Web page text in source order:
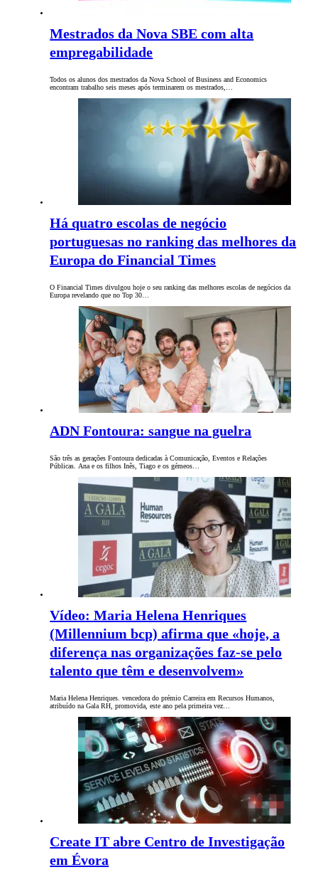
Mestrados da Nova SBE com alta
empregabilidade
Todos os alunos dos mestrados da Nova School of Business and Economics
encontram trabalho seis meses após terminarem os mestrados,…
Há quatro escolas de negócio
portuguesas no ranking das melhores da
Europa do Financial Times
O Financial Times divulgou hoje o seu ranking das melhores escolas de negócios da
Europa revelando que no Top 30…
ADN Fontoura: sangue na guelra
São três as gerações Fontoura dedicadas à Comunicação, Eventos e Relações
Públicas. Ana e os filhos Inês, Tiago e os gémeos…
Vídeo: Maria Helena Henriques
(Millennium bcp) afirma que «hoje, a
diferença nas organizações faz-se pelo
talento que têm e desenvolvem»
Maria Helena Henriques. vencedora do prémio Carreira em Recursos Humanos,
atribuído na Gala RH, promovida, este ano pela primeira vez…
Create IT abre Centro de Investigação
em Évora